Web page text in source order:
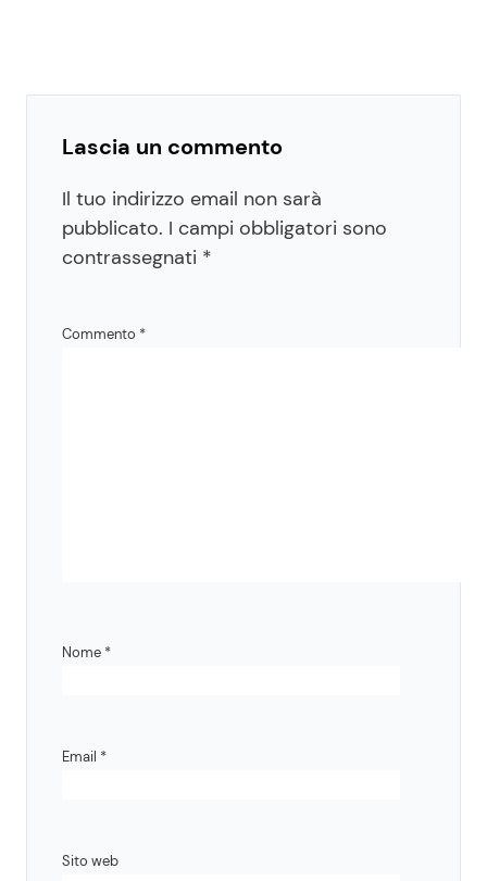
Lascia un commento
Il tuo indirizzo email non sarà
pubblicato. I campi obbligatori sono
contrassegnati *
Commento *
Nome *
Email *
Sito web